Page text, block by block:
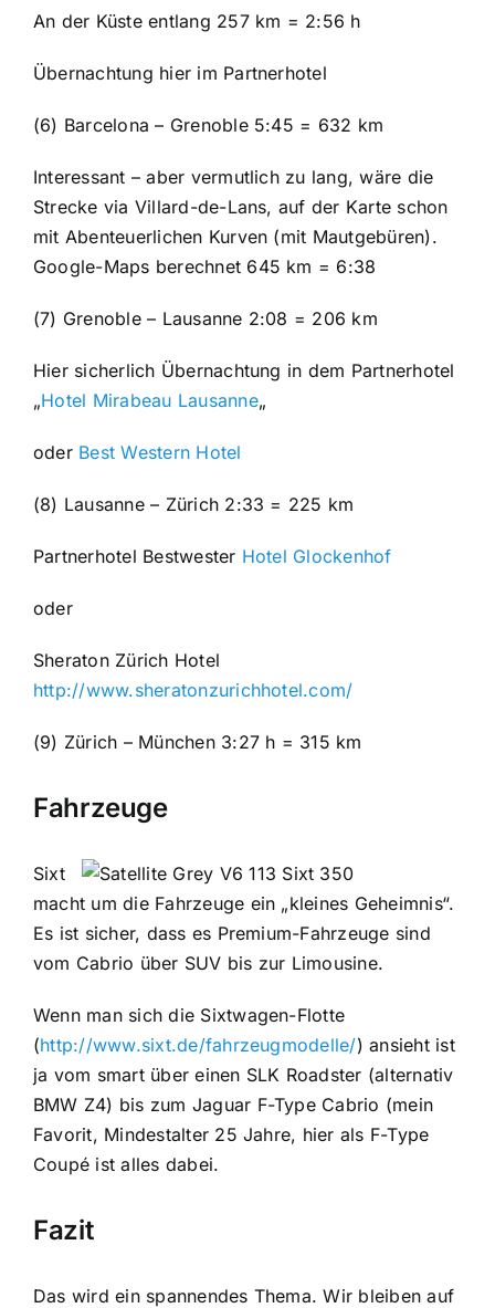
An der Küste entlang 257 km = 2:56 h
Übernachtung hier im Partnerhotel
(6) Barcelona – Grenoble 5:45 = 632 km
Interessant – aber vermutlich zu lang, wäre die
Strecke via Villard-de-Lans, auf der Karte schon
mit Abenteuerlichen Kurven (mit Mautgebüren).
Google-Maps berechnet 645 km = 6:38
(7) Grenoble – Lausanne 2:08 = 206 km
Hier sicherlich Übernachtung in dem Partnerhotel
„Hotel Mirabeau Lausanne„
oder Best Western Hotel
(8) Lausanne – Zürich 2:33 = 225 km
Partnerhotel Bestwester Hotel Glockenhof
oder
Sheraton Zürich Hotel
http://www.sheratonzurichhotel.com/
(9) Zürich – München 3:27 h = 315 km
Fahrzeuge
Sixt
macht um die Fahrzeuge ein „kleines Geheimnis“.
Es ist sicher, dass es Premium-Fahrzeuge sind
vom Cabrio über SUV bis zur Limousine.
Wenn man sich die Sixtwagen-Flotte
(http://www.sixt.de/fahrzeugmodelle/) ansieht ist
ja vom smart über einen SLK Roadster (alternativ
BMW Z4) bis zum Jaguar F-Type Cabrio (mein
Favorit, Mindestalter 25 Jahre, hier als F-Type
Coupé ist alles dabei.
Fazit
Das wird ein spannendes Thema. Wir bleiben auf